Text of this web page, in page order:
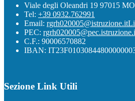
Viale degli Oleandri 19 97015
Tel: +39 0932.762991
Email: rgrh020005@istruzione.it
PEC:
C.F.: 90006570882
IBAN:
Sezione Link Utili